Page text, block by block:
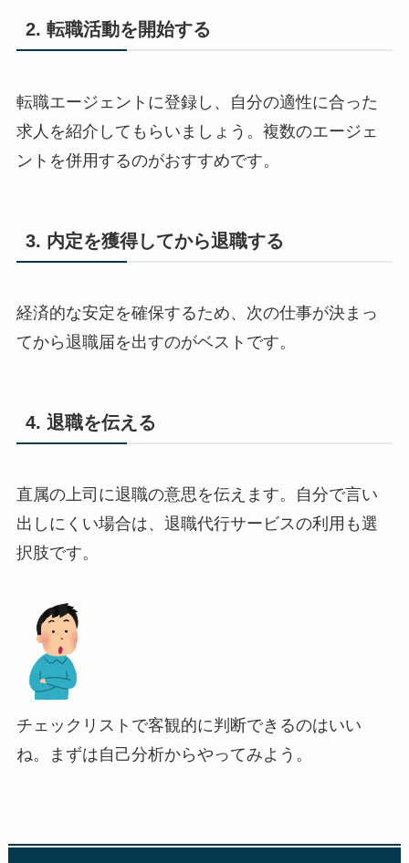
2. 転職活動を開始する
転職エージェントに登録し、自分の適性に合った
求人を紹介してもらいましょう。複数のエージェ
ントを併用するのがおすすめです。
3. 内定を獲得してから退職する
経済的な安定を確保するため、次の仕事が決まっ
てから退職届を出すのがベストです。
4. 退職を伝える
直属の上司に退職の意思を伝えます。自分で言い
出しにくい場合は、退職代行サービスの利用も選
択肢です。
チェックリストで客観的に判断できるのはいい
ね。まずは自己分析からやってみよう。